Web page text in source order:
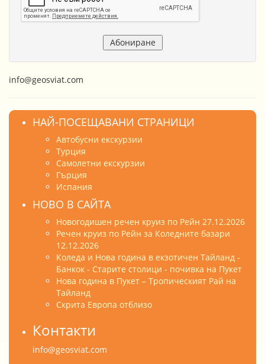
info@geosviat.com
НАЙ-ПОСЕЩАВАНИ СТРАНИЦИ
Автобусни екскурзии
Турция
Самолетни екскурзии
Гърция
Испания
НОВО В САЙТА
Новогодишен речен круиз по Рейн 27.12.2026
Речен круиз по Рейн за Коледните базари
12.12.2026
Коледа и Нова година в екзотичен Тайланд -
Банкок - Старите столици - почивка на Пукет
Нова година в Пукет – Тропическият Рай на
Тайланд
Скрита Европа отблизо
Контакти
info@geosviat.com